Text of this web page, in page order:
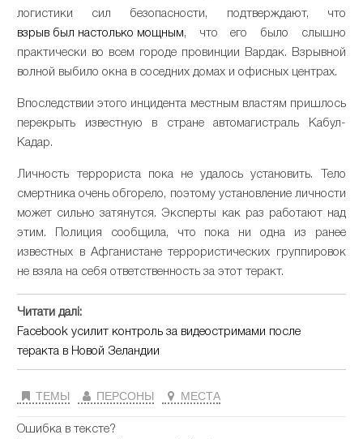
логистики сил безопасности, подтверждают, что
взрыв был настолько мощным, что его было слышно
практически во всем городе провинции Вардак. Взрывной
волной выбило окна в соседних домах и офисных центрах.
Впоследствии этого инцидента местным властям пришлось
перекрыть известную в стране автомагистраль Кабул-
Кадар.
Личность террориста пока не удалось установить. Тело
смертника очень обгорело, поэтому установление личности
может сильно затянутся. Эксперты как раз работают над
этим. Полиция сообщила, что пока ни одна из ранее
известных в Афганистане террористических группировок
не взяла на себя ответственность за этот теракт.
Читати далі:
Facebook усилит контроль за видеостримами после
теракта в Новой Зеландии
ТЕМЫ ПЕРСОНЫ МЕСТА
Ошибка в тексте?